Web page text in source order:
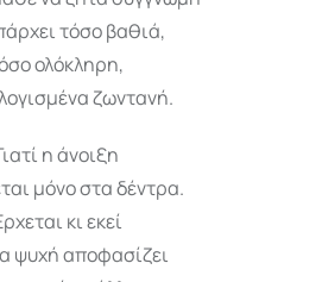
τόσο βαθιά,
ολόκληρη,
ζωντανή.
η άνοιξη
μόνο στα δέντρα.
κι εκεί
ψυχή αποφασίζει